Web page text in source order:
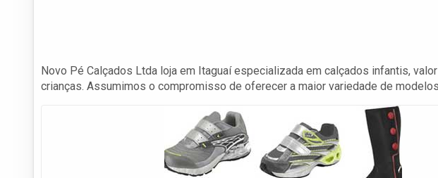
Novo Pé Calçados Ltda loja em Itaguaí especializada em calçados infantis,
crianças. Assumimos o compromisso de oferecer a maior variedade de